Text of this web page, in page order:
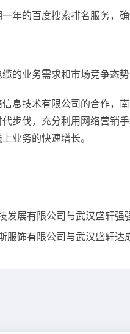
年的百度搜索排名服务，
的业务需求和市场竞争态
息技术有限公司的合作，
步伐，充分利用网络营销
业务的快速增长。
发展有限公司与武汉盛轩强
服饰有限公司与武汉盛轩达